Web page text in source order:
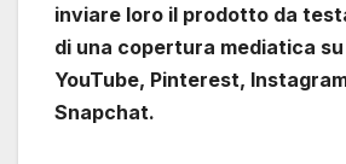
inviare loro il prodotto da
di una copertura mediatica
YouTube, Pinterest,
Snapchat.